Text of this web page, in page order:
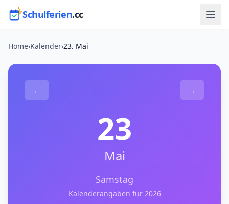
Schulferien.cc
Home›Kalender›23. Mai
← →
23
Mai
Samstag
Kalenderangaben für 2026